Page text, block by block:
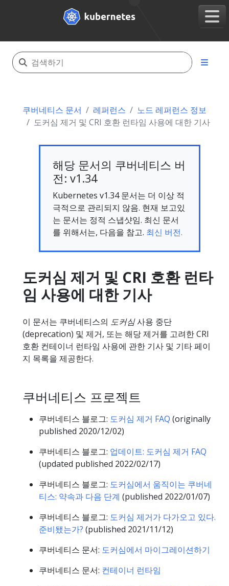
쿠버네티스 문서 레퍼런스
노드 레퍼런스 정보
도커심 제거 및 CRI 호환 런타임 사용에 대한 기사
해당 문서의 쿠버네티스 버
전: v1.34
Kubernetes v1.34 문서는 더 이상 적
극적으로 관리되지 않음. 현재 보고있
는 문서는 정적 스냅샷임. 최신 문서
를 위해서는, 다음을 참고. 최신 버전.
도커심 제거 및 CRI 호환 런타
임 사용에 대한 기사
이 문서는 쿠버네티스의 도커심사용 중단
(deprecation) 및 제거, 또는 해당 제거를 고려한 CRI
호환 컨테이너 런타임 사용에 관한 기사 및 기타 페이
지 목록을 제공한다.
쿠버네티스 프로젝트
쿠버네티스 블로그: 도커심 제거 FAQ (originally
published 2020/12/02)
쿠버네티스 블로그: 업데이트: 도커심 제거 FAQ
(updated published 2022/02/17)
쿠버네티스 블로그: 도커심에서 움직이는 쿠버네
티스: 약속과 다음 단계 (published 2022/01/07)
쿠버네티스 블로그: 도커심 제거가 다가오고 있다.
준비됐는가? (published 2021/11/12)
쿠버네티스 문서: 도커심에서 마이그레이션하기
쿠버네티스 문서: 컨테이너 런타임